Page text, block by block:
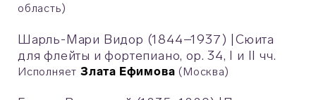
область)
Шарль-Мари Видор (1844–1937) |Сюита
для флейты и фортепиано, оp. 34, I и II чч.
Исполняет Злата Ефимова (Москва)